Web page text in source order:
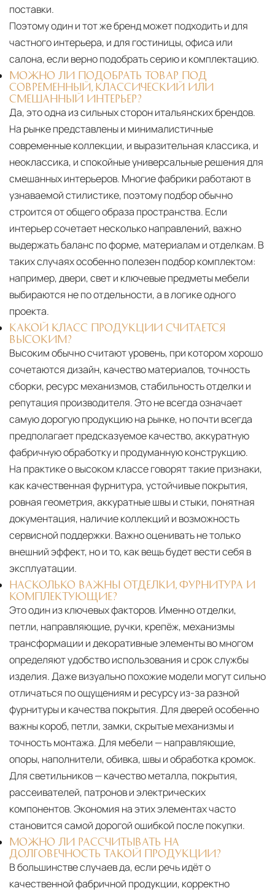
поставки.
Поэтому один и тот же бренд может подходить и для
частного интерьера, и для гостиницы, офиса или
салона, если верно подобрать серию и комплектацию.
МОЖНО ЛИ ПОДОБРАТЬ ТОВАР ПОД
СОВРЕМЕННЫЙ, КЛАССИЧЕСКИЙ ИЛИ
СМЕШАННЫЙ ИНТЕРЬЕР?
Да, это одна из сильных сторон итальянских брендов.
На рынке представлены и минималистичные
современные коллекции, и выразительная классика, и
неоклассика, и спокойные универсальные решения для
смешанных интерьеров. Многие фабрики работают в
узнаваемой стилистике, поэтому подбор обычно
строится от общего образа пространства. Если
интерьер сочетает несколько направлений, важно
выдержать баланс по форме, материалам и отделкам. В
таких случаях особенно полезен подбор комплектом:
например, двери, свет и ключевые предметы мебели
выбираются не по отдельности, а в логике одного
проекта.
КАКОЙ КЛАСС ПРОДУКЦИИ СЧИТАЕТСЯ
ВЫСОКИМ?
Высоким обычно считают уровень, при котором хорошо
сочетаются дизайн, качество материалов, точность
сборки, ресурс механизмов, стабильность отделки и
репутация производителя. Это не всегда означает
самую дорогую продукцию на рынке, но почти всегда
предполагает предсказуемое качество, аккуратную
фабричную обработку и продуманную конструкцию.
На практике о высоком классе говорят такие признаки,
как качественная фурнитура, устойчивые покрытия,
ровная геометрия, аккуратные швы и стыки, понятная
документация, наличие коллекций и возможность
сервисной поддержки. Важно оценивать не только
внешний эффект, но и то, как вещь будет вести себя в
эксплуатации.
НАСКОЛЬКО ВАЖНЫ ОТДЕЛКИ, ФУРНИТУРА И
КОМПЛЕКТУЮЩИЕ?
Это один из ключевых факторов. Именно отделки,
петли, направляющие, ручки, крепёж, механизмы
трансформации и декоративные элементы во многом
определяют удобство использования и срок службы
изделия. Даже визуально похожие модели могут сильно
отличаться по ощущениям и ресурсу из-за разной
фурнитуры и качества покрытия. Для дверей особенно
важны короб, петли, замки, скрытые механизмы и
точность монтажа. Для мебели — направляющие,
опоры, наполнители, обивка, швы и обработка кромок.
Для светильников — качество металла, покрытия,
рассеивателей, патронов и электрических
компонентов. Экономия на этих элементах часто
становится самой дорогой ошибкой после покупки.
МОЖНО ЛИ РАССЧИТЫВАТЬ НА
ДОЛГОВЕЧНОСТЬ ТАКОЙ ПРОДУКЦИИ?
В большинстве случаев да, если речь идёт о
качественной фабричной продукции, корректно